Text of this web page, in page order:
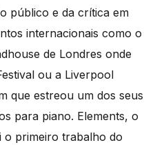
público e da crítica em
internacionais como o
de Londres onde
ou a Liverpool
que estreou um dos seus
para piano. Elements, o
o primeiro trabalho do